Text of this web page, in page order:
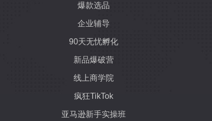
爆款选品
企业辅导
90天无忧孵化
新品爆破营
线上商学院
疯狂TikTok
亚马逊新手实操班